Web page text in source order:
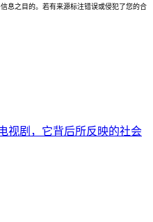
息之目的。若有来源标注错误或侵犯了您的合
视剧，它背后所反映的社会